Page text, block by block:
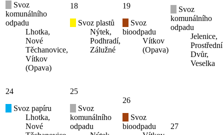
Svoz
komunálního
odpadu
Lhotka,
Nové
Těchanovice,
Vítkov
(Opava)
18
Svoz plastů
Nýtek,
Podhradí,
Zálužné
19
Svoz
bioodpadu
Vítkov
(Opava)
Svoz
komunálního
odpadu
Jelenice,
Prostřední
Dvůr,
Veselka
24
Svoz papíru
Lhotka,
Nové
25
Svoz
komunálního
odpadu
26
Svoz
bioodpadu
27